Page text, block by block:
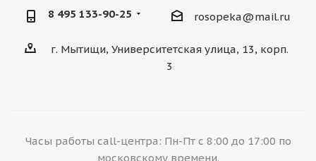
8 495 133-90-25 rosopeka@mail.ru
г. Мытищи, Университетская улица, 13, корп.
3
Часы работы call-центра: Пн-Пт с 8:00 до 17:00 по
московскому времени.